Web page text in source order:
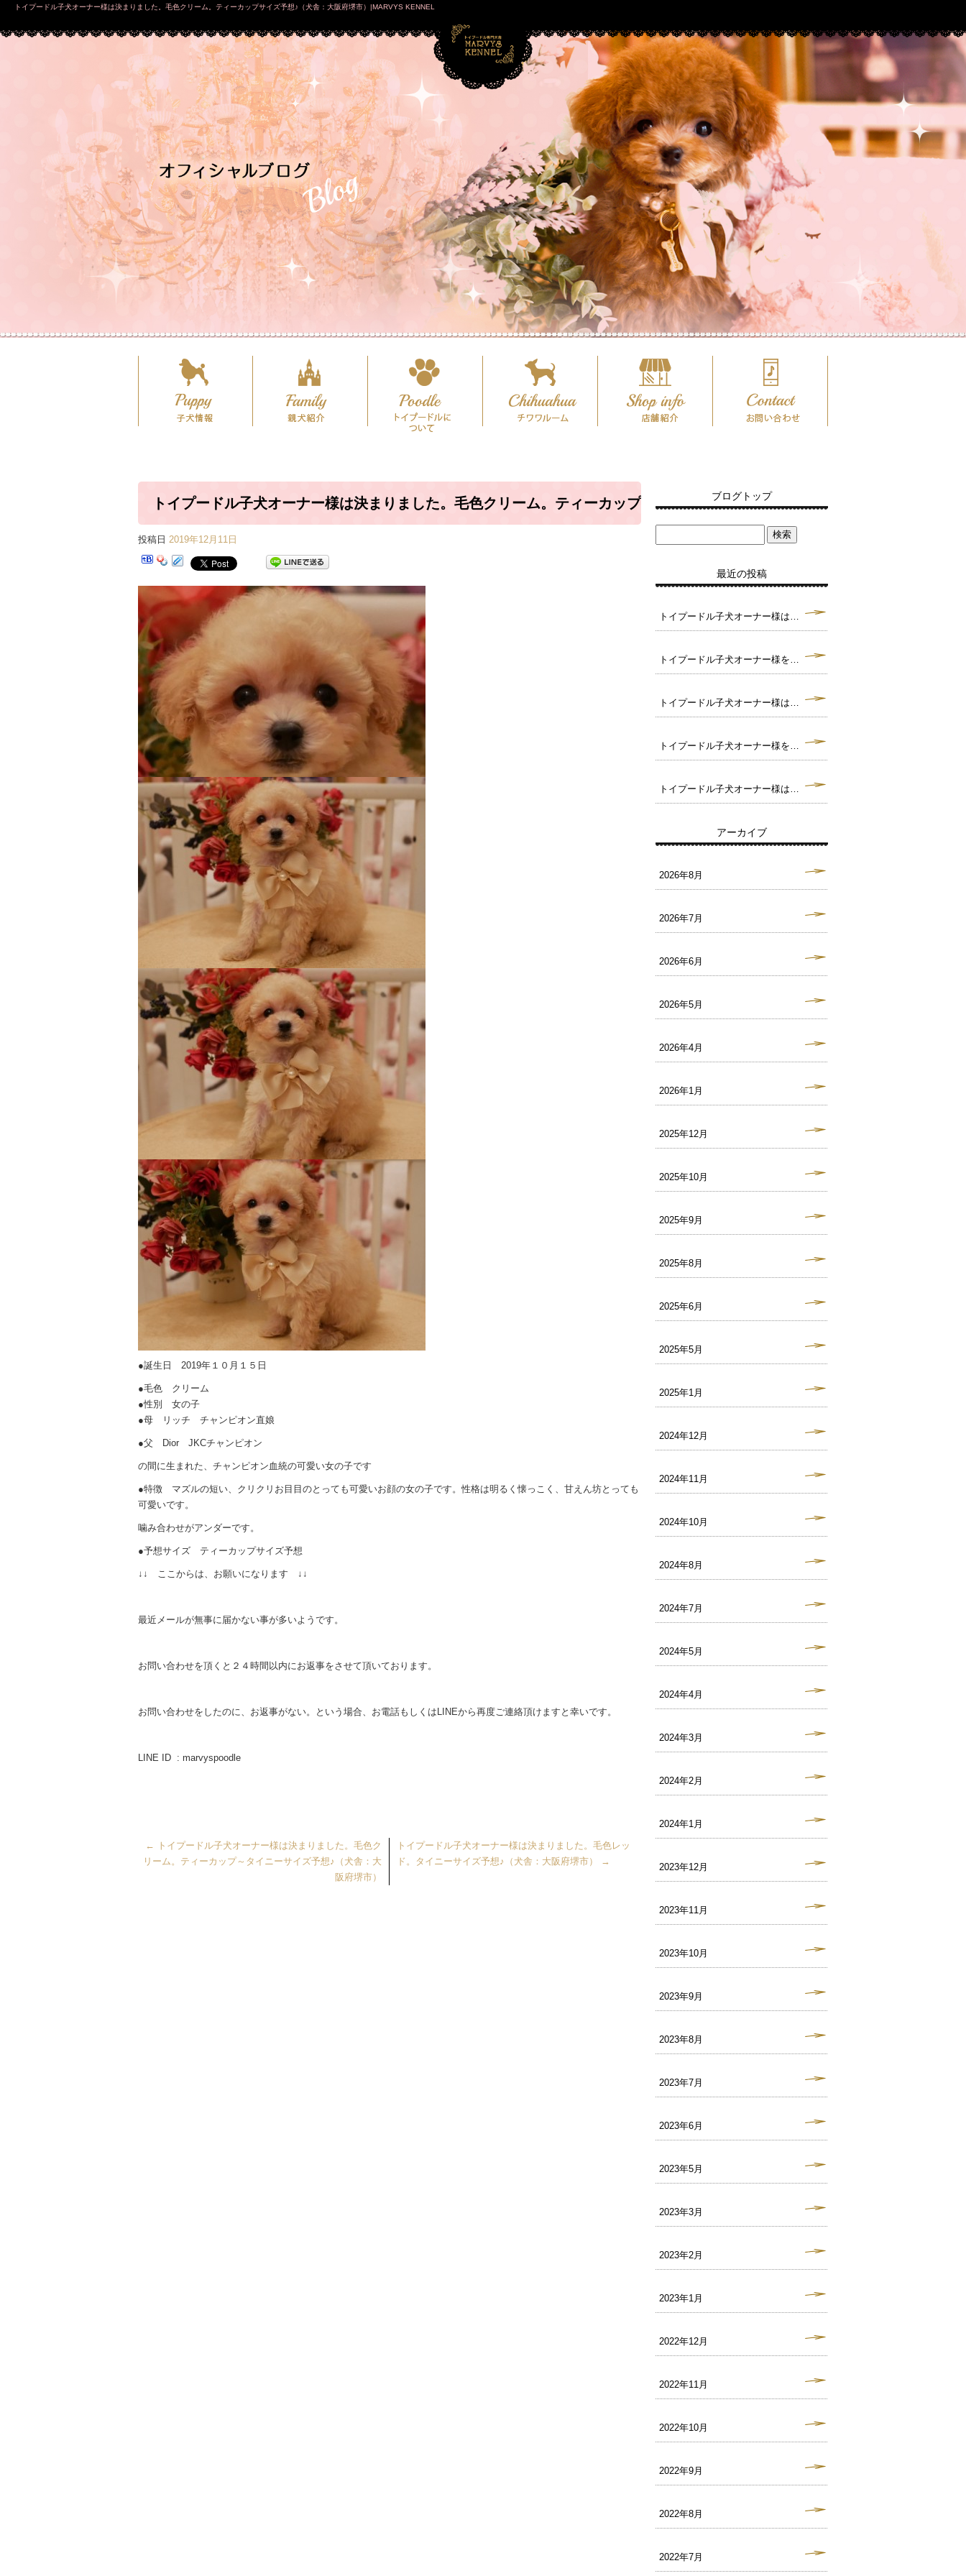
トイプードル子犬オーナー様は決まりました。毛色クリーム。ティーカップサイズ予想♪（犬舎：大阪府堺市）|MARVYS KENNEL
トイプードル子犬オーナー様は決まりました。毛色クリーム。ティーカップ
投稿日 2019年12月11日
●誕生日 2019年１０月１５日
●毛色 クリーム
●性別 女の子
●母 リッチ チャンピオン直娘
●父 Dior JKCチャンピオン
の間に生まれた、チャンピオン血統の可愛い女の子です
●特徴 マズルの短い、クリクリお目目のとっても可愛いお顔の女の子です。性格は明るく懐っこく、甘えん坊とっても
可愛いです。
噛み合わせがアンダーです。
●予想サイズ ティーカップサイズ予想
↓↓ ここからは、お願いになります ↓↓
最近メールが無事に届かない事が多いようです。
お問い合わせを頂くと２４時間以内にお返事をさせて頂いております。
お問い合わせをしたのに、お返事がない。という場合、お電話もしくはLINEから再度ご連絡頂けますと幸いです。
LINE ID : marvyspoodle
←
トイプードル子犬オーナー様は決まりました。毛色ク
リーム。ティーカップ～タイニーサイズ予想♪（犬舎：大
阪府堺市）
トイプードル子犬オーナー様は決まりました。毛色レッ
ド。タイニーサイズ予想♪（犬舎：大阪府堺市）
→
ブログトップ
最近の投稿
トイプードル子犬オーナー様は決まりました。毛色クリーム タイニーサイズ予想♪（犬舎：大阪府堺市）
トイプードル子犬オーナー様を募集中です。毛色クリーム トイサイズ予想♪（犬舎：大阪府堺市）
トイプードル子犬オーナー様は決まりました。毛色ブラック タイニーサイズ予想♪（犬舎：大阪府堺市）
トイプードル子犬オーナー様を募集中です。毛色ブラック トイサイズ予想♪（犬舎：大阪府堺市）
トイプードル子犬オーナー様は決まりました。毛色ペールフォーン タイニーサイズ予想♪（犬舎：大阪府堺市）
アーカイブ
2026年8月
2026年7月
2026年6月
2026年5月
2026年4月
2026年1月
2025年12月
2025年10月
2025年9月
2025年8月
2025年6月
2025年5月
2025年1月
2024年12月
2024年11月
2024年10月
2024年8月
2024年7月
2024年5月
2024年4月
2024年3月
2024年2月
2024年1月
2023年12月
2023年11月
2023年10月
2023年9月
2023年8月
2023年7月
2023年6月
2023年5月
2023年3月
2023年2月
2023年1月
2022年12月
2022年11月
2022年10月
2022年9月
2022年8月
2022年7月